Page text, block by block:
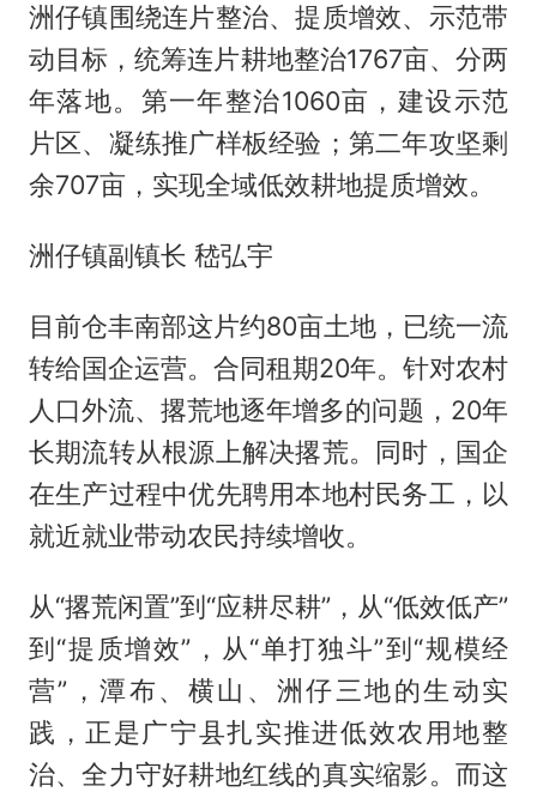
洲仔镇围绕连片整治、提质增效、示范带
动目标，统筹连片耕地整治1767亩、分两
年落地。第一年整治1060亩，建设示范
片区、凝练推广样板经验；第二年攻坚剩
余707亩，实现全域低效耕地提质增效。
洲仔镇副镇长 嵇弘宇
目前仓丰南部这片约80亩土地，已统一流
转给国企运营。合同租期20年。针对农村
人口外流、撂荒地逐年增多的问题，20年
长期流转从根源上解决撂荒。同时，国企
在生产过程中优先聘用本地村民务工，以
就近就业带动农民持续增收。
从“撂荒闲置”到“应耕尽耕”，从“低效低产”
到“提质增效”，从“单打独斗”到“规模经
营”，潭布、横山、洲仔三地的生动实
践，正是广宁县扎实推进低效农用地整
治、全力守好耕地红线的真实缩影。而这